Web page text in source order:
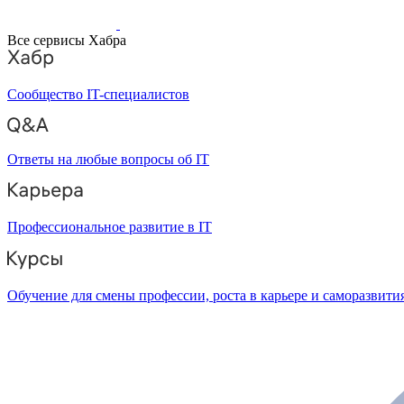
Все сервисы Хабра
Сообщество IT-специалистов
Ответы на любые вопросы об IT
Профессиональное развитие в IT
Обучение для смены профессии, роста в карьере и